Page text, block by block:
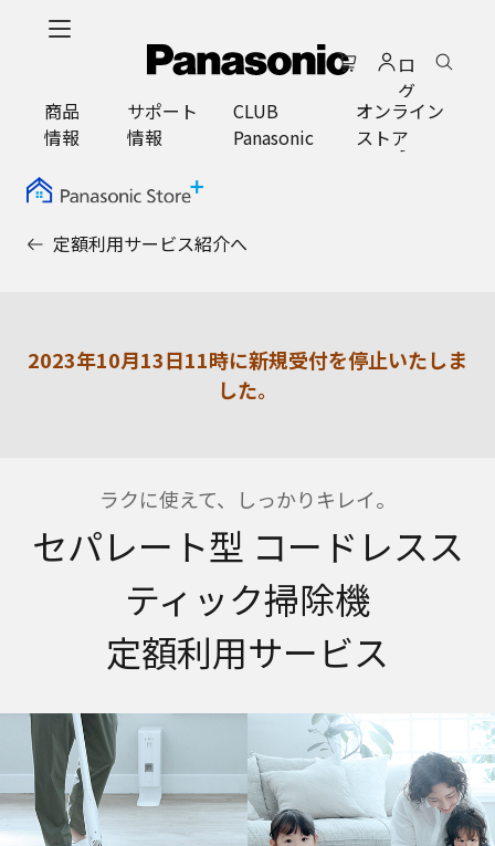
ロ
グ
イ
ン
商品
情報
サポート
情報
CLUB
Panasonic
オンライン
ストア
定額利用サービス紹介へ
2023年10月13日11時に新規受付を停止いたしま
した。
ラクに使えて、しっかりキレイ。
セパレート型 コードレスス
ティック掃除機
定額利⽤サービス